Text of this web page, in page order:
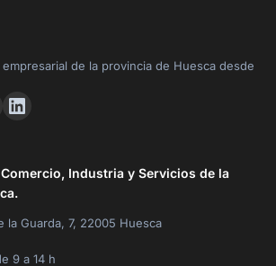
de la provincia de Huesca desde
Industria y Servicios de la
la Guarda, 7, 22005 Huesca
9 a 14 h